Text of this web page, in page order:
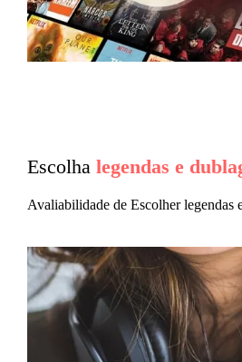
Escolha legendas e
Avaliabilidade de Escolher legendas